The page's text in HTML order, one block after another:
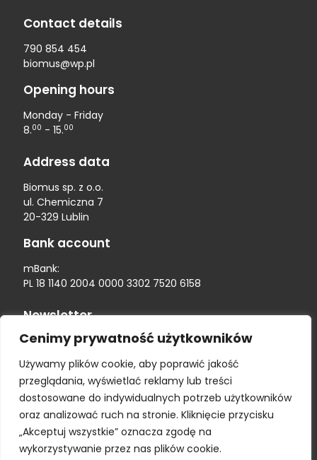
Cenimy prywatność użytkowników
Używamy plików cookie, aby poprawić jakość
przeglądania, wyświetlać reklamy lub treści
dostosowane do indywidualnych potrzeb użytkowników
oraz analizować ruch na stronie. Kliknięcie przycisku
„Akceptuj wszystkie” oznacza zgodę na
wykorzystywanie przez nas plików cookie.
Contact details
790 854 454
biomus@wp.pl
Opening hours
Monday - Friday
8.00 - 15.00
Address data
Biomus sp. z o.o.
ul. Chemiczna 7
20-329 Lublin
Bank account
mBank:
PL 18 1140 2004 0000 3302 7520 6158
Newsletter